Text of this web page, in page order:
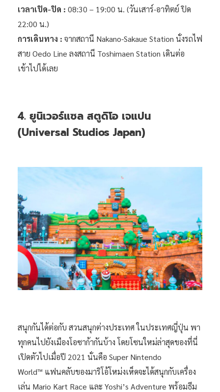
เวลาเปิด-ปิด : 08:30 – 19:00 น. (วันเสาร์-อาทิตย์ ปิด
22:00 น.)
การเดินทาง : จากสถานี Nakano-Sakaue Station นั่งรถไฟ
สาย Oedo Line ลงสถานี Toshimaen Station เดินต่อ
เข้าไปได้เลย
4. ยูนิเวอร์แซล สตูดิโอ เจแปน
(Universal Studios Japan)
สนุกกันได้ต่อกับ สวนสนุกต่างประเทศ ในประเทศญี่ปุ่น พา
ทุกคนไปยังเมืองโอซาก้ากันบ้าง โดยโซนใหม่ล่าสุดของที่นี่
เปิดตัวไปเมื่อปี 2021 นั่นคือ Super Nintendo
World™ แฟนคลับของมาริโอ้โหม่งเห็ดจะได้สนุกกับเครื่อง
เล่น Mario Kart Race และ Yoshi’s Adventure พร้อมธีม